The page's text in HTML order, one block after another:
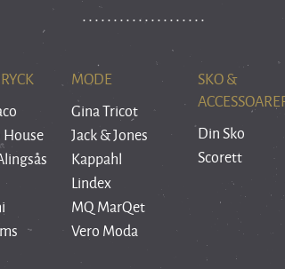
House
MODE
Gina Tricot
Jack & Jones
Kappahl
Lindex
MQ MarQet
Vero Moda
SKO &
Din Sko
Scorett